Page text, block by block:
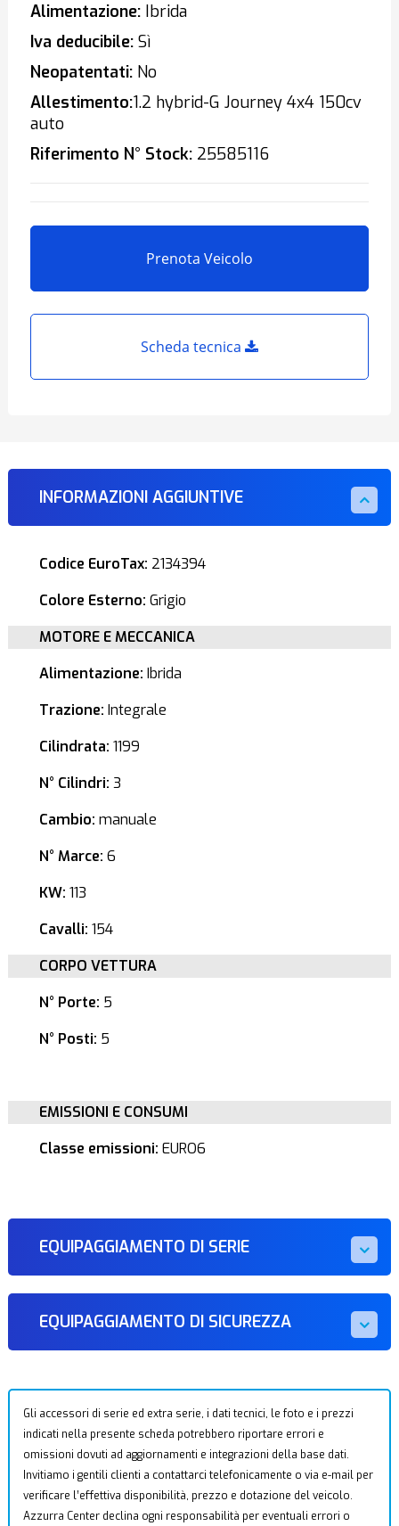
Alimentazione:Ibrida
Iva deducibile:Sì
Neopatentati:No
Allestimento:1.2 hybrid-G Journey 4x4 150cv
auto
Riferimento N° Stock:25585116
Prenota Veicolo
Scheda tecnica
INFORMAZIONI AGGIUNTIVE
Codice EuroTax: 2134394
Colore Esterno: Grigio
MOTORE E MECCANICA
Alimentazione: Ibrida
Trazione: Integrale
Cilindrata: 1199
N° Cilindri: 3
Cambio: manuale
N° Marce: 6
KW: 113
Cavalli: 154
CORPO VETTURA
N° Porte: 5
N° Posti: 5
EMISSIONI E CONSUMI
Classe emissioni: EURO6
EQUIPAGGIAMENTO DI SERIE
EQUIPAGGIAMENTO DI SICUREZZA
Gli accessori di serie ed extra serie, i dati tecnici, le foto e i prezzi
indicati nella presente scheda potrebbero riportare errori e
omissioni dovuti ad aggiornamenti e integrazioni della base dati.
Invitiamo i gentili clienti a contattarci telefonicamente o via e-mail per
verificare l’effettiva disponibilità, prezzo e dotazione del veicolo.
Azzurra Center declina ogni responsabilità per eventuali errori o